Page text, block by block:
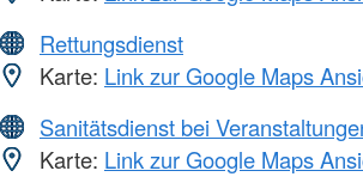
Rettungsdienst
Karte: Link zur Google Maps
Sanitätsdienst bei
Karte: Link zur Google Maps